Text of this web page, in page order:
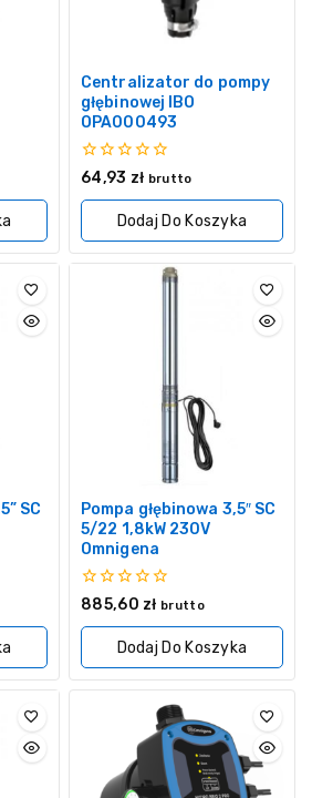
Centralizator do pompy
głębinowej IBO
OPA000493
0
5
64,93 zł brutto
Dodaj Do Koszyka
SC
Pompa głębinowa 3,5″ SC
5/22 1,8kW 230V
Omnigena
0
5
885,60 zł brutto
Dodaj Do Koszyka